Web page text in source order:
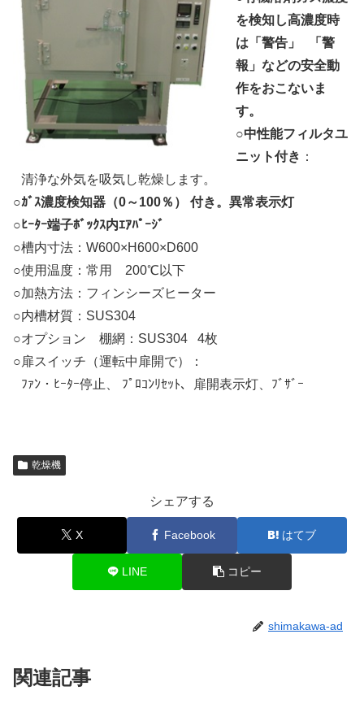
を検知し高濃度時
は「警告」
「警
報」などの安全動
作をおこないま
す。
○中性能フィルタユ
ニット付き ：
清浄な外気を吸気し乾燥します。
○ｶﾞｽ濃度検知器（0～100％） 付き。異常表示灯
○ﾋｰﾀｰ端子ﾎﾞｯｸｽ内ｴｱﾊﾟｰｼﾞ
○槽内寸法：W600×H600×D600
○使用温度：常用 200℃以下
○加熱方法：フィンシーズヒーター
○内槽材質：SUS304
○オプション 棚網：SUS304 4枚
○扉スイッチ（運転中扉開で）：
ﾌｧﾝ・ﾋｰﾀｰ停止、 ﾌﾟﾛｺﾝﾘｾｯﾄ、扉開表示灯、ﾌﾞｻﾞｰ
乾燥機
シェアする
X Facebook はてブ
LINE コピー
shimakawa-ad
関連記事